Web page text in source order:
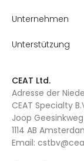
Unternehmen
Unterstützung
CEAT Ltd.
Adresse der
CEAT Specialty
Joop Geesinkweg
1114 AB
Email: